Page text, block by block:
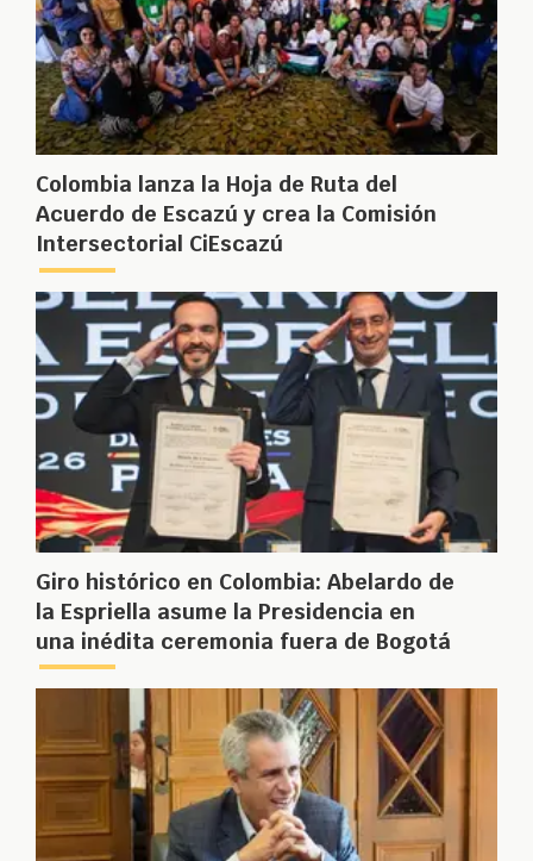
Colombia lanza la Hoja de Ruta del
Acuerdo de Escazú y crea la Comisión
Intersectorial CiEscazú
Giro histórico en Colombia: Abelardo de
la Espriella asume la Presidencia en
una inédita ceremonia fuera de Bogotá